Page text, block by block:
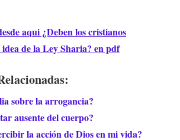
aqui ¿Deben los cristianos
de la Ley Sharia? en pdf
sobre la arrogancia?
ausente del cuerpo?
la acción de Dios en mi vida?